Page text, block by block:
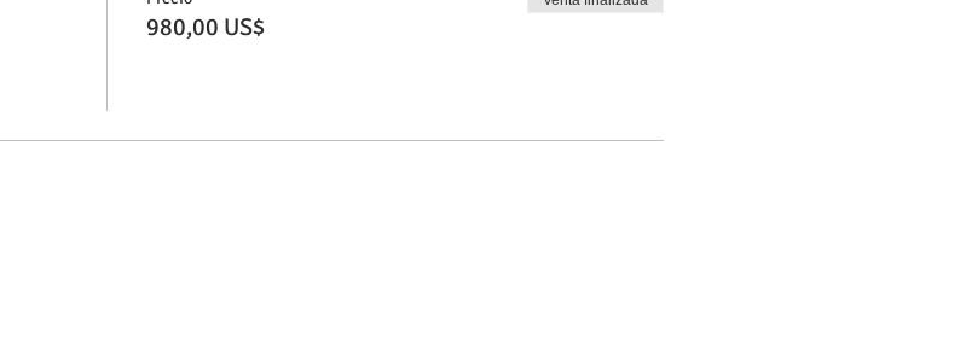
980,00 US$